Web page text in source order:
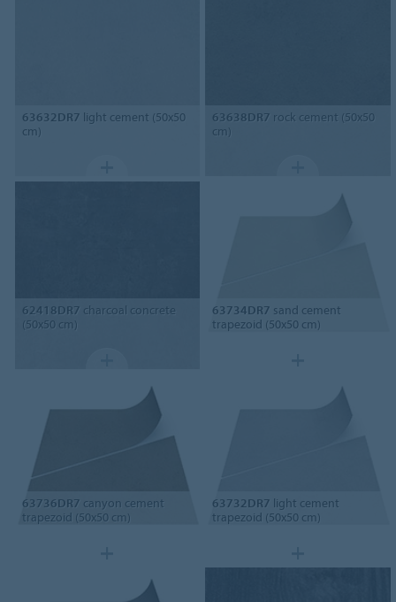
63632DR7 light cement (50x50
cm)
63638DR7 rock cement (50x50
cm)
62418DR7 charcoal concrete
(50x50 cm)
63734DR7 sand cement
trapezoid (50x50 cm)
63736DR7 canyon cement
trapezoid (50x50 cm)
63732DR7 light cement
trapezoid (50x50 cm)